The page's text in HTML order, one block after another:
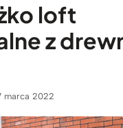
loft
z
marca 2022